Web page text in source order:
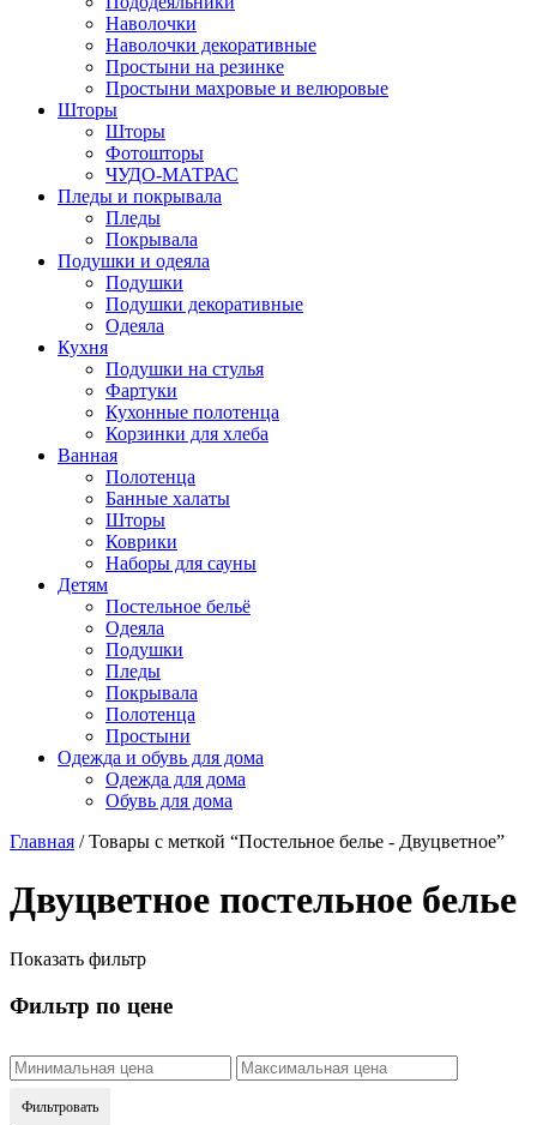
Наволочки
Наволочки декоративные
Простыни на резинке
Простыни махровые и велюровые
Шторы
Шторы
Фотошторы
ЧУДО-МАТРАС
Пледы и покрывала
Пледы
Покрывала
Подушки и одеяла
Подушки
Подушки декоративные
Одеяла
Кухня
Подушки на стулья
Фартуки
Кухонные полотенца
Корзинки для хлеба
Ванная
Полотенца
Банные халаты
Шторы
Коврики
Наборы для сауны
Детям
Постельное бельё
Одеяла
Подушки
Пледы
Покрывала
Полотенца
Простыни
Одежда и обувь для дома
Одежда для дома
Обувь для дома
Главная / Товары с меткой “Постельное белье - Двуцветное”
Двуцветное постельное белье
Показать фильтр
Фильтр по цене
Фильтровать